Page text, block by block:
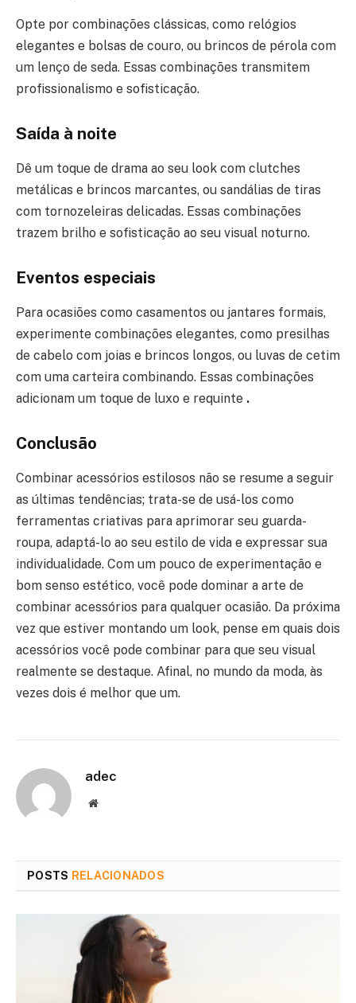
Opte por combinações clássicas, como relógios
elegantes e bolsas de couro, ou brincos de pérola com
um lenço de seda. Essas combinações transmitem
profissionalismo e sofisticação.
Saída à noite
Dê um toque de drama ao seu look com clutches
metálicas e brincos marcantes, ou sandálias de tiras
com tornozeleiras delicadas. Essas combinações
trazem brilho e sofisticação ao seu visual noturno.
Eventos especiais
Para ocasiões como casamentos ou jantares formais,
experimente combinações elegantes, como presilhas
de cabelo com joias e brincos longos, ou luvas de cetim
com uma carteira combinando. Essas combinações
adicionam um toque de luxo e requinte .
Conclusão
Combinar acessórios estilosos não se resume a seguir
as últimas tendências; trata-se de usá-los como
ferramentas criativas para aprimorar seu guarda-
roupa, adaptá-lo ao seu estilo de vida e expressar sua
individualidade. Com um pouco de experimentação e
bom senso estético, você pode dominar a arte de
combinar acessórios para qualquer ocasião. Da próxima
vez que estiver montando um look, pense em quais dois
acessórios você pode combinar para que seu visual
realmente se destaque. Afinal, no mundo da moda, às
vezes dois é melhor que um.
adec
Website
POSTS RELACIONADOS